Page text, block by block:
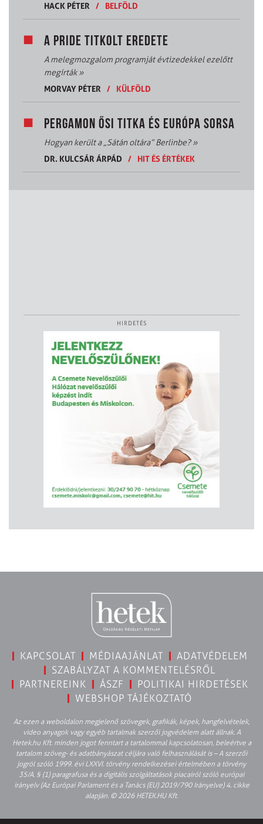
HACK PÉTER
/ BELFÖLD
A PRIDE TITKOLT EREDETE
A melegmozgalom programját évtizedekkel ezelőtt
megírták»
MORVAY PÉTER
/ KÜLFÖLD
PERGAMON ŐSI TITKA ÉS EURÓPA SORSA
Hogyan került a „Sátán oltára” Berlinbe?»
DR. KULCSÁR ÁRPÁD
/ HIT ÉS ÉRTÉKEK
HIRDETÉS
KAPCSOLAT MÉDIAAJÁNLAT
ADATVÉDELEM
SZABÁLYZAT A KOMMENTELÉSRŐL
PARTNEREINK
ÁSZF
POLITIKAI HIRDETÉSEK
WEBSHOP TÁJÉKOZTATÓ
Az ezen a weboldalon megjelenő szövegek, grafikák, képek, hangfelvételek,
video anyagok vagy egyéb tartalmak szerzői jogvédelem alatt állnak. A
Hetek.hu Kft. minden jogot fenntart a tartalommal kapcsolatosan, beleértve a
tartalom szöveg- és adatbányászat céljára való felhasználását is – A szerzői
jogról szóló 1999. évi LXXVI. törvény rendelkezései értelmében a törvény
35/A. § (1) paragrafusa és a digitális szolgáltatások piacairól szóló európai
irányelv (Az Európai Parlament és a Tanács (EU) 2019/790 Irányelve) 4. cikke
alapján. © 2026 HETEK.HU Kft.